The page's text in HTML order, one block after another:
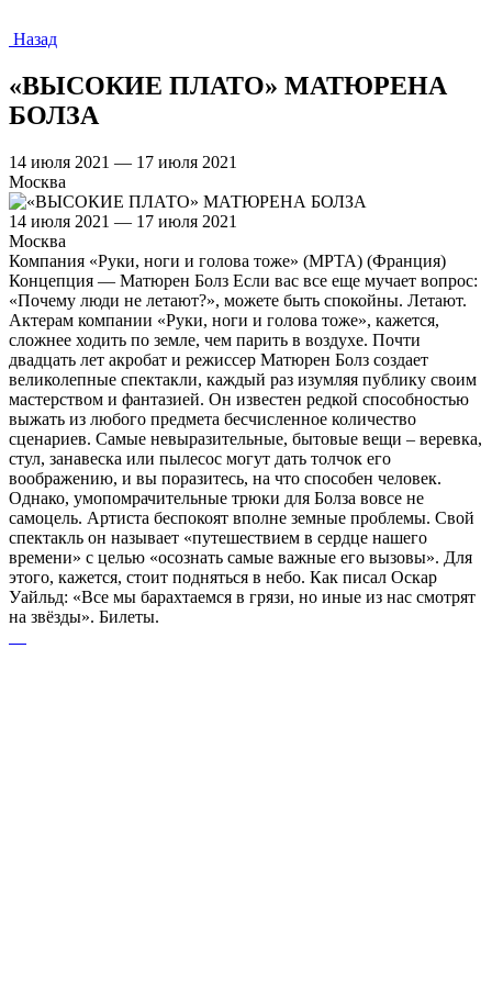
Назад
«ВЫСОКИЕ ПЛАТО» МАТЮРЕНА
БОЛЗА
14 июля 2021 — 17 июля 2021
Москва
14 июля 2021 — 17 июля 2021
Москва
Компания «Руки, ноги и голова тоже» (МРТА) (Франция)
Концепция — Матюрен Болз Если вас все еще мучает вопрос:
«Почему люди не летают?», можете быть спокойны. Летают.
Актерам компании «Руки, ноги и голова тоже», кажется,
сложнее ходить по земле, чем парить в воздухе. Почти
двадцать лет акробат и режиссер Матюрен Болз создает
великолепные спектакли, каждый раз изумляя публику своим
мастерством и фантазией. Он известен редкой способностью
выжать из любого предмета бесчисленное количество
сценариев. Самые невыразительные, бытовые вещи – веревка,
стул, занавеска или пылесос могут дать толчок его
воображению, и вы поразитесь, на что способен человек.
Однако, умопомрачительные трюки для Болза вовсе не
самоцель. Артиста беспокоят вполне земные проблемы. Свой
спектакль он называет «путешествием в сердце нашего
времени» с целью «осознать самые важные его вызовы». Для
этого, кажется, стоит подняться в небо. Как писал Оскар
Уайльд: «Все мы барахтаемся в грязи, но иные из нас смотрят
на звёзды». Билеты.